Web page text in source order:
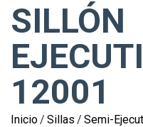
SILLÓN
12001
Inicio/ Sillas / Semi-